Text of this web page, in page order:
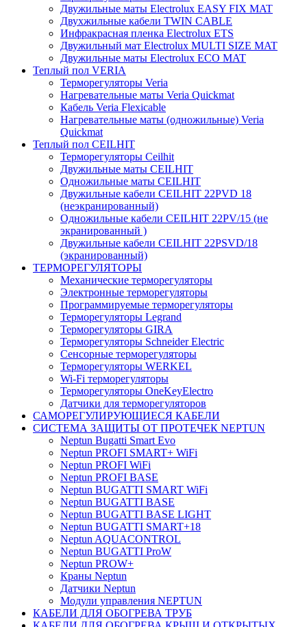
Двужильные маты Electrolux EASY FIX MAT
Двухжильные кабели TWIN CABLE
Инфракрасная пленка Electrolux ETS
Двужильный мат Electrolux MULTI SIZE MAT
Двужильные маты Electrolux ECO MAT
Теплый пол VERIA
Терморегуляторы Veria
Нагревательные маты Veria Quickmat
Кабель Veria Flexicable
Нагревательные маты (одножильные) Veria
Quickmat
Теплый пол CEILHIT
Терморегуляторы Ceilhit
Двужильные маты CEILHIT
Одножильные маты CEILHIT
Двужильные кабели CEILHIT 22PVD 18
(неэкранированный)
Одножильные кабели CEILHIT 22PV/15 (не
экранированный )
Двужильные кабели CEILHIT 22PSVD/18
(экранированный)
ТЕРМОРЕГУЛЯТОРЫ
Механические терморегуляторы
Электронные терморегуляторы
Программируемые терморегуляторы
Терморегуляторы Legrand
Терморегуляторы GIRA
Терморегуляторы Schneider Electric
Сенсорные терморегуляторы
Терморегуляторы WERKEL
Wi-Fi терморегуляторы
Терморегуляторы OneKeyElectro
Датчики для терморегуляторов
САМОРЕГУЛИРУЮЩИЕСЯ КАБЕЛИ
СИСТЕМА ЗАЩИТЫ ОТ ПРОТЕЧЕК NEPTUN
Neptun Bugatti Smart Evo
Neptun PROFI SMART+ WiFi
Neptun PROFI WiFi
Neptun PROFI BASE
Neptun BUGATTI SMART WiFi
Neptun BUGATTI BASE
Neptun BUGATTI BASE LIGHT
Neptun BUGATTI SMART+18
Neptun AQUACONTROL
Neptun BUGATTI ProW
Neptun PROW+
Краны Neptun
Датчики Neptun
Модули управления NEPTUN
КАБЕЛИ ДЛЯ ОБОГРЕВА ТРУБ